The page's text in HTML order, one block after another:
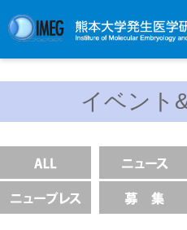
基本目標と基本方針
発生研の歴史
イベント